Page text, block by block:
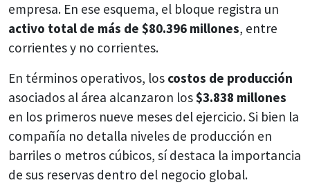
empresa. En ese esquema, el bloque registra un
activo total de más de $80.396 millones, entre
corrientes y no corrientes.
En términos operativos, los costos de producción
asociados al área alcanzaron los$3.838 millones
en los primeros nueve meses del ejercicio. Si bien la
compañía no detalla niveles de producción en
barriles o metros cúbicos, sí destaca la importancia
de sus reservas dentro del negocio global.